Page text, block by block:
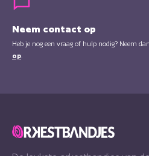
Neem contact op
Heb je nog een vraag of hulp nodig? Neem dan
op.